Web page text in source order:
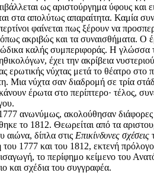
ως αριστούργημα ύφους και
στα απολύτως απαραίτητα. Καμία
φαίνεται πως ξέρουν να
ακριβώς και τα συναισθήματα. Ο
καλής συμπεριφοράς. Η γλώσσα
έχει την ακρίβεια
ερωτικής νύχτας μετά το θέατρο στο
Μια νύχτα σαν διαδρομή σε τρία
έρωτα στο περίπτερο· τέλος,
ανωνύμως, ακολούθησαν
το 1812. Θεωρείται από τα
αιώνα, δίπλα στις Επικίνδυνες σχέσεις
του 1777 και του 1812, εκτενή
το περίφημο κείμενο του
και σχέδια του συγγραφέα.